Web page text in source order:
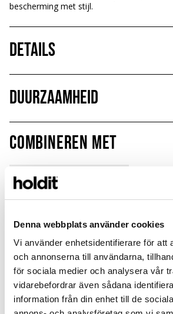
Denna webbplats använder cookies
Vi använder enhetsidentifierare för att
och annonserna till användarna,
för sociala medier och analysera vår
vidarebefordrar även sådana
information från din enhet till de
bescherming met stijl.
Details
Duurzaamheid
Combineren met